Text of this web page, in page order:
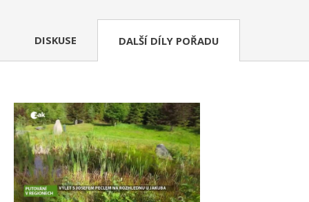
DISKUSE DALŠÍ DÍLY POŘADU